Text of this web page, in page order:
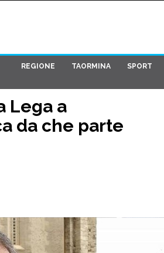
REGIONE TAORMINA SPORT
Lega a
da che parte